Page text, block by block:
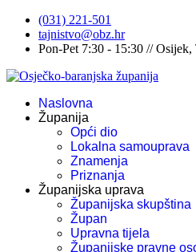
(031) 221-501
tajnistvo@obz.hr
Pon-Pet 7:30 - 15:30 // Osijek,
Naslovna
Županija
Opći dio
Lokalna samouprava
Znamenja
Priznanja
Županijska uprava
Županijska skupština
Župan
Upravna tijela
Županijske pravne